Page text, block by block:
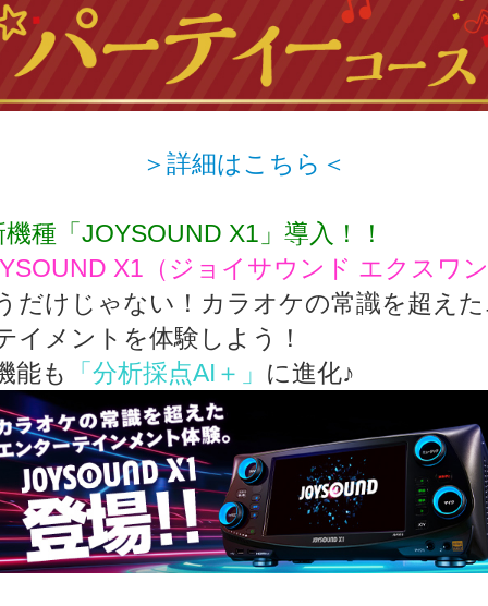
＞詳細はこちら＜
種「JOYSOUND X1」導入！！
X1（ジョイサウンド エクスワ
だけじゃない！カラオケの常識を超え
イメントを体験しよう！
能も
「分析採点AI＋」 に進化♪